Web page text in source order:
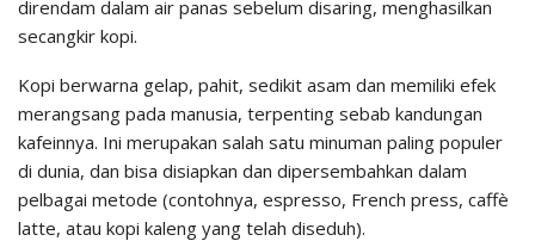
direndam dalam air panas sebelum disaring, menghasilkan
secangkir kopi.
Kopi berwarna gelap, pahit, sedikit asam dan memiliki efek
merangsang pada manusia, terpenting sebab kandungan
kafeinnya. Ini merupakan salah satu minuman paling populer
di dunia, dan bisa disiapkan dan dipersembahkan dalam
pelbagai metode (contohnya, espresso, French press, caffè
latte, atau kopi kaleng yang telah diseduh).